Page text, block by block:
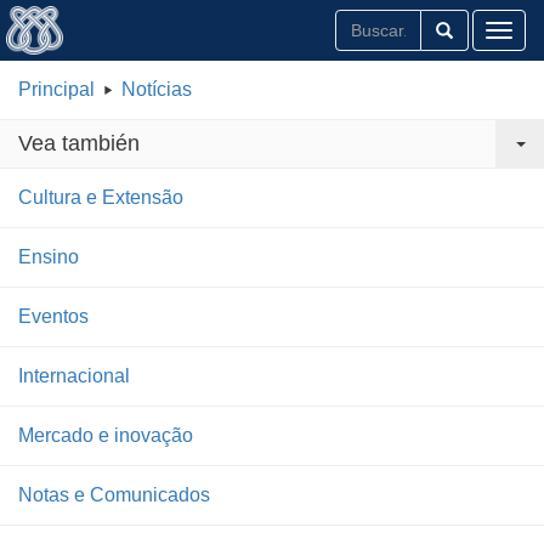
Principal Notícias
Vea también
Cultura e Extensão
Ensino
Eventos
Internacional
Mercado e inovação
Notas e Comunicados